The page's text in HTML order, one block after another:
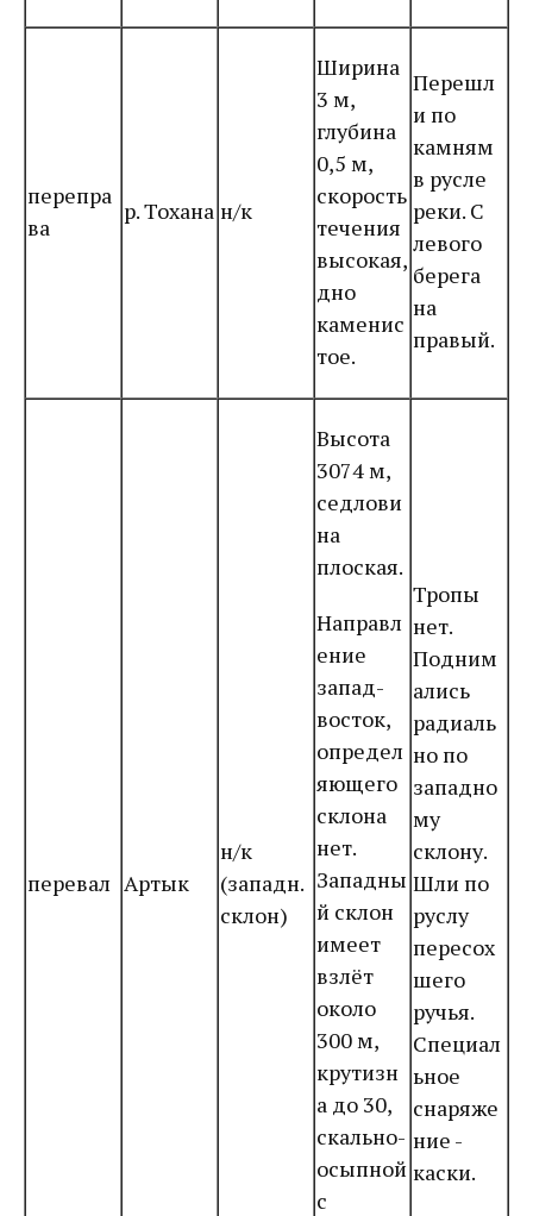
перепра
ва
р. Тохана н/к
Ширина
3 м,
глубина
0,5 м,
скорость
течения
высокая,
дно
каменис
тое.
Перешл
и по
камням
в русле
реки. С
левого
берега
на
правый.
перевал Артык
н/к
(западн.
склон)
Высота
3074 м,
седлови
на
плоская.
Направл
ение
запад-
восток,
определ
яющего
склона
нет.
Западны
й склон
имеет
взлёт
около
300 м,
крутизн
а до 30,
скально-
осыпной
с
Тропы
нет.
Подним
ались
радиаль
но по
западно
му
склону.
Шли по
руслу
пересох
шего
ручья.
Специал
ьное
снаряже
ние -
каски.